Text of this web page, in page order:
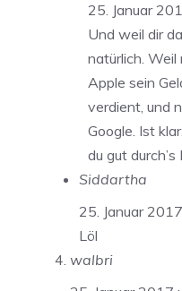
25. Januar
Und weil dir
natürlich.
Apple sein
verdient, und
Google. Ist
du gut durch’s
Siddartha
25. Januar
Löl
walbri